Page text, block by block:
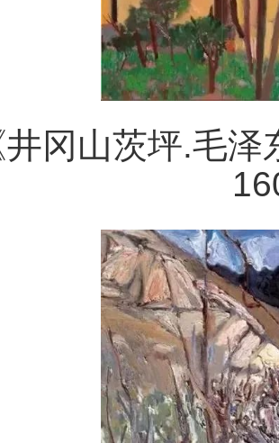
井冈山茨坪.毛